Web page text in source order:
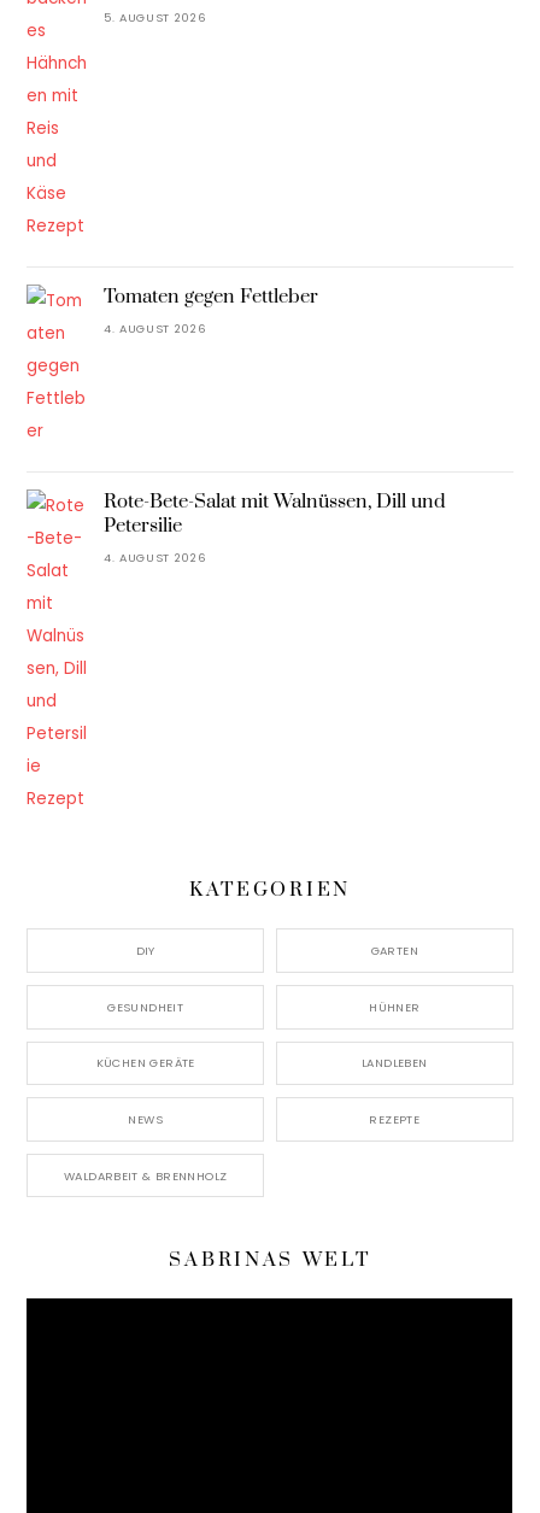
5. AUGUST 2026
Tomaten gegen Fettleber
4. AUGUST 2026
Rote-Bete-Salat mit Walnüssen, Dill und
Petersilie
4. AUGUST 2026
KATEGORIEN
DIY GARTEN
GESUNDHEIT HÜHNER
KÜCHEN GERÄTE LANDLEBEN
NEWS REZEPTE
WALDARBEIT & BRENNHOLZ
SABRINAS WELT